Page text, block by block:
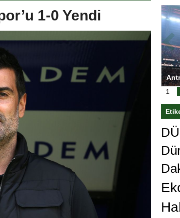
1-0 Yendi
Antrenörlüğe ”Hayır” diyen Mertens,
Galatasaray’dan bakın ne istedi
1